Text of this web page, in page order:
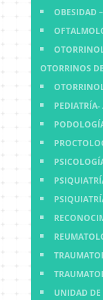
OBESIDAD
OTORRINOS
UNIDAD